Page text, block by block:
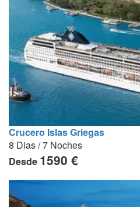
Crucero Islas Griegas
8 Dias / 7 Noches
Desde 1590 €